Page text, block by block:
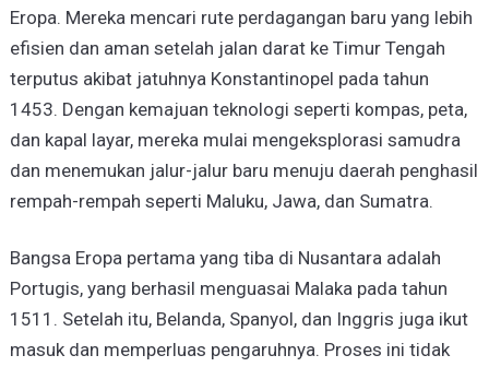
Eropa. Mereka mencari rute perdagangan baru yang lebih
efisien dan aman setelah jalan darat ke Timur Tengah
terputus akibat jatuhnya Konstantinopel pada tahun
1453. Dengan kemajuan teknologi seperti kompas, peta,
dan kapal layar, mereka mulai mengeksplorasi samudra
dan menemukan jalur-jalur baru menuju daerah penghasil
rempah-rempah seperti Maluku, Jawa, dan Sumatra.
Bangsa Eropa pertama yang tiba di Nusantara adalah
Portugis, yang berhasil menguasai Malaka pada tahun
1511. Setelah itu, Belanda, Spanyol, dan Inggris juga ikut
masuk dan memperluas pengaruhnya. Proses ini tidak